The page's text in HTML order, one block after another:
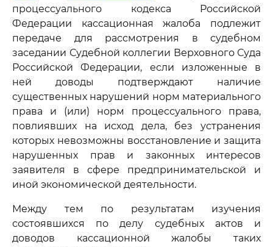
процессуального кодекса Российской
Федерации кассационная жалоба подлежит
передаче для рассмотрения в судебном
заседании Судебной коллегии Верховного Суда
Российской Федерации, если изложенные в
ней доводы подтверждают наличие
существенных нарушений норм материального
права и (или) норм процессуального права,
повлиявших на исход дела, без устранения
которых невозможны восстановление и защита
нарушенных прав и законных интересов
заявителя в сфере предпринимательской и
иной экономической деятельности.
Между тем по результатам изучения
состоявшихся по делу судебных актов и
доводов кассационной жалобы таких